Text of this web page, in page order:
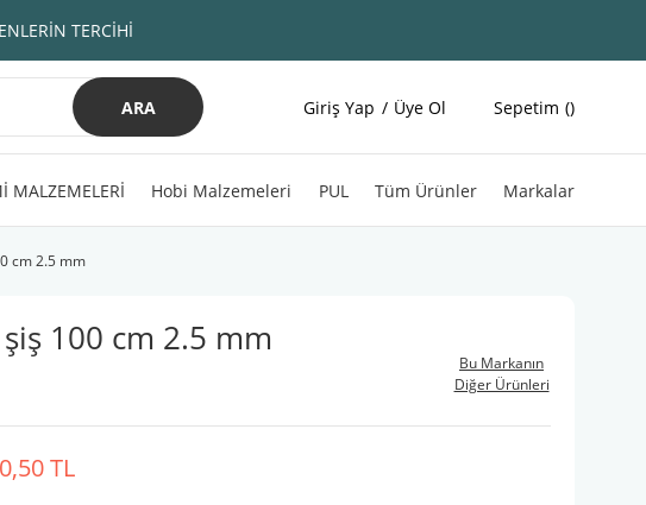
TERCİHİ
ARA Giriş Yap Üye Ol Sepetim
MALZEMELERİ Hobi Malzemeleri PUL Tüm Ürünler Markalar
cm 2.5 mm
100 cm 2.5 mm
Bu Markanın
Diğer Ürünleri
TL